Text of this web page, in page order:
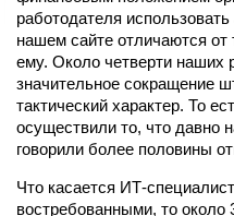
работодателя
нашем сайте отличаются от
ему. Около четверти наших
значительное сокращение
тактический характер. То
осуществили то, что давно
говорили более половины
Что касается
востребованными, то